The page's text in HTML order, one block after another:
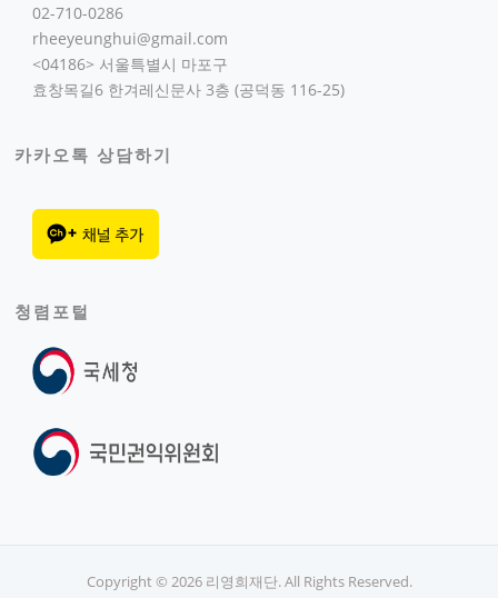
02-710-0286
rheeyeunghui@gmail.com
<04186> 서울특별시 마포구
효창목길6 한겨레신문사 3층 (공덕동 116-25)
카카오톡 상담하기
청렴포털
Copyright © 2026 리영희재단. All Rights Reserved.